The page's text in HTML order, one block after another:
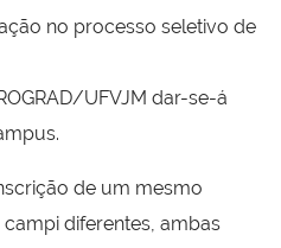
no processo seletivo de
UFVJM dar-se-á
de um mesmo
diferentes, ambas